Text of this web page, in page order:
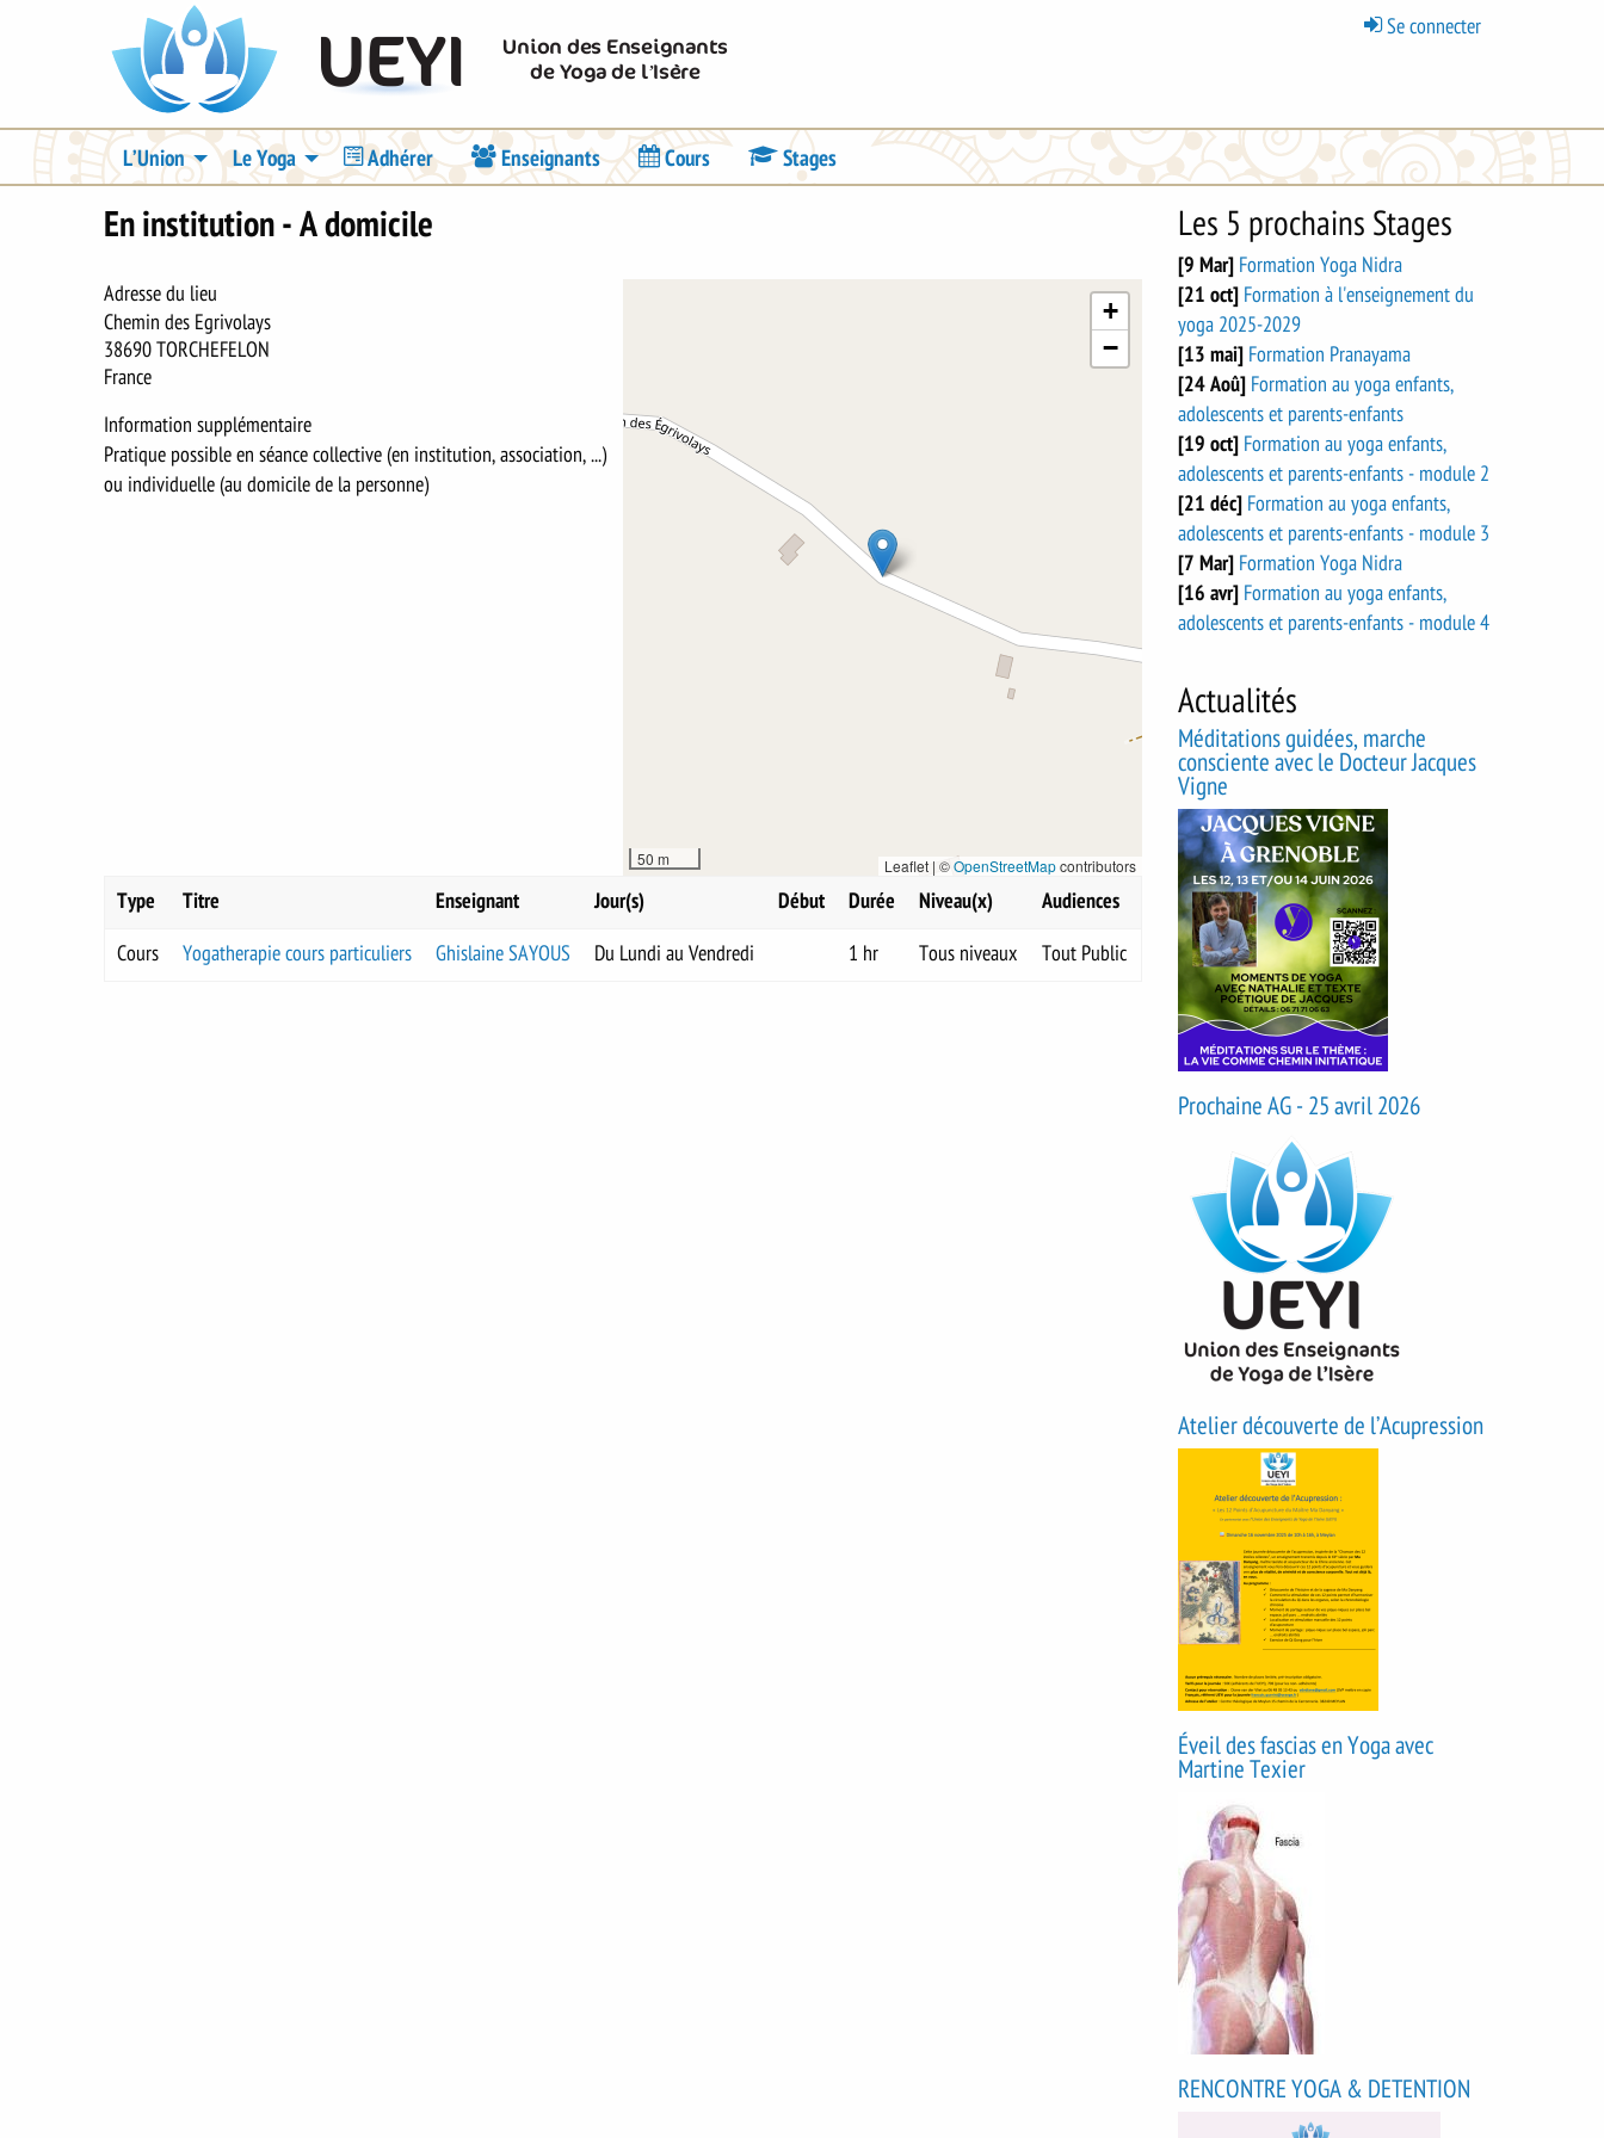
UEYI Union des Enseignants
de Yoga de l’Isère
Menu
l'utilisateur
Se connecter
Navigation
principale
L’Union Le Yoga Adhérer Enseignants Cours Stages
En institution - A domicile
Adresse du lieu
Chemin des Egrivolays
38690 TORCHEFELON
France
Information supplémentaire
Pratique possible en séance collective (en institution, association, ...)
ou individuelle (au domicile de la personne)
+
−
50 m Leaflet | ©OpenStreetMapcontributors
Type Titre Enseignant Jour(s) Début Durée Niveau(x) Audiences
Cours Yogatherapie cours particuliers Ghislaine SAYOUS Du Lundi au Vendredi 1 hr Tous niveaux Tout Public
Les 5 prochains Stages
[9 Mar] Formation Yoga Nidra
[21 oct] Formation à l'enseignement du
yoga 2025-2029
[13 mai] Formation Pranayama
[24 Aoû] Formation au yoga enfants,
adolescents et parents-enfants
[19 oct] Formation au yoga enfants,
adolescents et parents-enfants - module 2
[21 déc] Formation au yoga enfants,
adolescents et parents-enfants - module 3
[7 Mar] Formation Yoga Nidra
[16 avr] Formation au yoga enfants,
adolescents et parents-enfants - module 4
Actualités
Méditations guidées, marche
consciente avec le Docteur Jacques
Vigne
Prochaine AG - 25 avril 2026
Atelier découverte de l’Acupression
Éveil des fascias en Yoga avec
Martine Texier
RENCONTRE YOGA & DETENTION